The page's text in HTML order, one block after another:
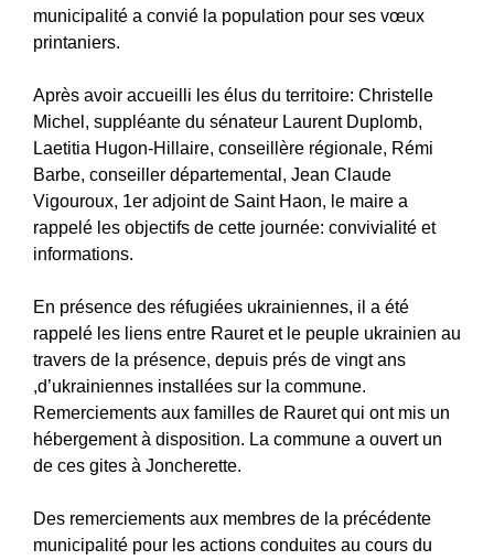
municipalité a convié la population pour ses vœux
printaniers.
Après avoir accueilli les élus du territoire: Christelle
Michel, suppléante du sénateur Laurent Duplomb,
Laetitia Hugon-Hillaire, conseillère régionale, Rémi
Barbe, conseiller départemental, Jean Claude
Vigouroux, 1er adjoint de Saint Haon, le maire a
rappelé les objectifs de cette journée: convivialité et
informations.
En présence des réfugiées ukrainiennes, il a été
rappelé les liens entre Rauret et le peuple ukrainien au
travers de la présence, depuis prés de vingt ans
,d’ukrainiennes installées sur la commune.
Remerciements aux familles de Rauret qui ont mis un
hébergement à disposition. La commune a ouvert un
de ces gites à Joncherette.
Des remerciements aux membres de la précédente
municipalité pour les actions conduites au cours du